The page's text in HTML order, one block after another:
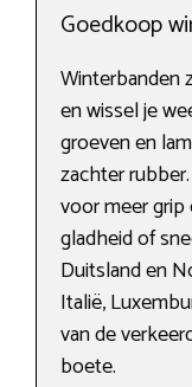
Goedkoop
Winterbanden
en wissel je
groeven en
zachter
voor meer grip
gladheid of
Duitsland en
Italië,
van de
boete.